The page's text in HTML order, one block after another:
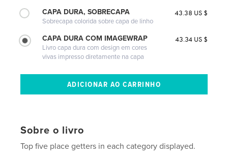
CAPA DURA, SOBRECAPA
Sobrecapa colorida sobre capa de linho
43.38 US $
CAPA DURA COM IMAGEWRAP
Livro capa dura com design em cores
vivas impresso diretamente na capa
43.34 US $
Sobre o livro
Top five place getters in each category displayed.